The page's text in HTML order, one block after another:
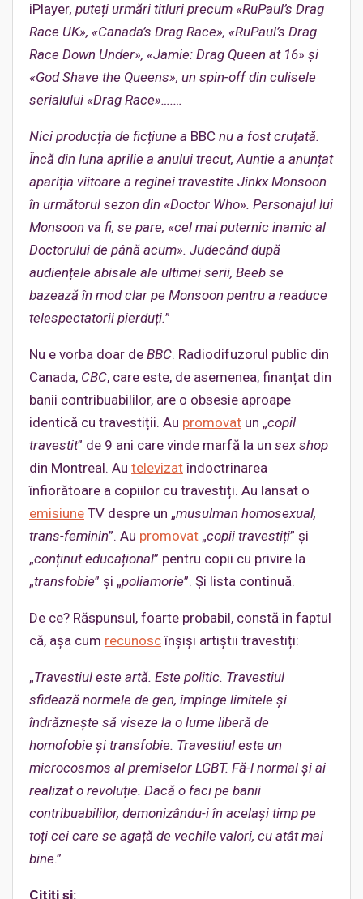
iPlayer, puteți urmări titluri precum «RuPaul’s Drag
Race UK», «Canada’s Drag Race», «RuPaul’s Drag
Race Down Under», «Jamie: Drag Queen at 16» și
«God Shave the Queens», un spin-off din culisele
serialului «Drag Race»….…
Nici producția de ficțiune a BBC nu a fost cruțată.
Încă din luna aprilie a anului trecut, Auntie a anunțat
apariția viitoare a reginei travestite Jinkx Monsoon
în următorul sezon din «Doctor Who». Personajul lui
Monsoon va fi, se pare, «cel mai puternic inamic al
Doctorului de până acum». Judecând după
audiențele abisale ale ultimei serii, Beeb se
bazează în mod clar pe Monsoon pentru a readuce
telespectatorii pierduți.”
Nu e vorba doar de BBC. Radiodifuzorul public din
Canada, CBC, care este, de asemenea, finanțat din
banii contribuabililor, are o obsesie aproape
identică cu travestiții. Au promovat un „copil
travestit” de 9 ani care vinde marfă la un sex shop
din Montreal. Au televizatîndoctrinarea
înfiorătoare a copiilor cu travestiți. Au lansat o
emisiune TV despre un „musulman homosexual,
trans-feminin”. Au promovat „copii travestiți” și
„conținut educațional” pentru copii cu privire la
„transfobie” și „poliamorie”. Și lista continuă.
De ce? Răspunsul, foarte probabil, constă în faptul
că, așa cum recunoscînșiși artiștii travestiți:
„Travestiul este artă. Este politic. Travestiul
sfidează normele de gen, împinge limitele și
îndrăznește să viseze la o lume liberă de
homofobie și transfobie. Travestiul este un
microcosmos al premiselor LGBT. Fă-l normal și ai
realizat o revoluție. Dacă o faci pe banii
contribuabililor, demonizându-i în același timp pe
toți cei care se agață de vechile valori, cu atât mai
bine.”
Citiți și: